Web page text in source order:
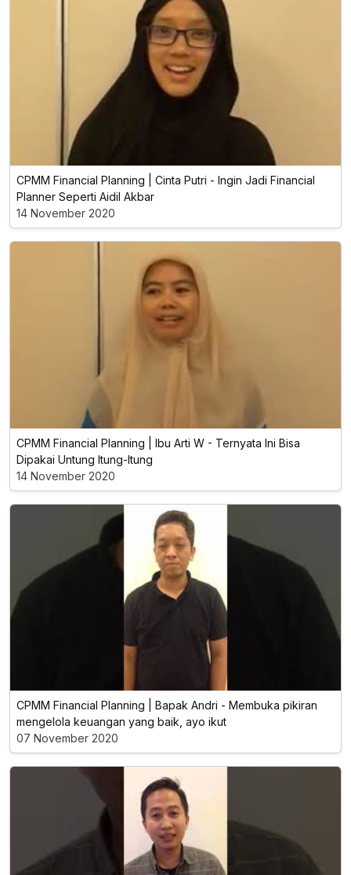
CPMM Financial Planning | Cinta Putri - Ingin Jadi Financial
Planner Seperti Aidil Akbar
14 November 2020
CPMM Financial Planning | Ibu Arti W - Ternyata Ini Bisa
Dipakai Untung Itung-Itung
14 November 2020
CPMM Financial Planning | Bapak Andri - Membuka pikiran
mengelola keuangan yang baik, ayo ikut
07 November 2020